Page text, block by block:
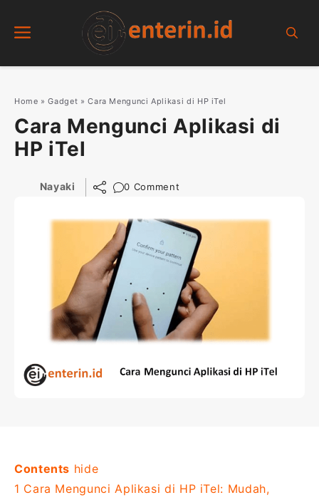
Menu
Home »Gadget »Cara Mengunci Aplikasi di HP iTel
Cara Mengunci Aplikasi di
HP iTel
Nayaki 0 Comment
Contents hide
1 Cara Mengunci Aplikasi di HP iTel: Mudah,